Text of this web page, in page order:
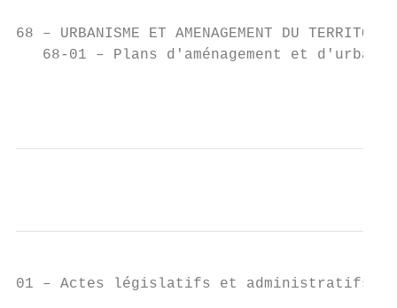
68 – URBANISME ET
68-01 – Plans d'aménagement et
01 – Actes législatifs et administratifs